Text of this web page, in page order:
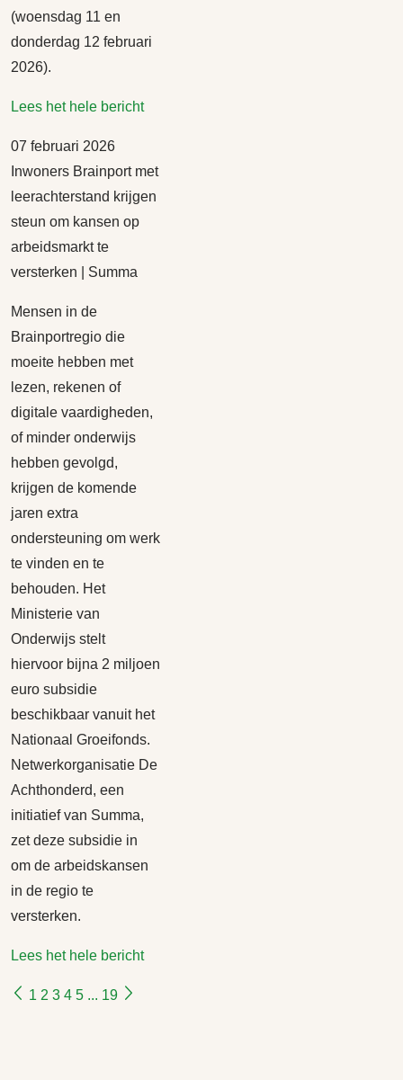
(woensdag 11 en
donderdag 12 februari
2026).
Lees het hele bericht
07 februari 2026
Inwoners Brainport met
leerachterstand krijgen
steun om kansen op
arbeidsmarkt te
versterken | Summa
Mensen in de
Brainportregio die
moeite hebben met
lezen, rekenen of
digitale vaardigheden,
of minder onderwijs
hebben gevolgd,
krijgen de komende
jaren extra
ondersteuning om werk
te vinden en te
behouden. Het
Ministerie van
Onderwijs stelt
hiervoor bijna 2 miljoen
euro subsidie
beschikbaar vanuit het
Nationaal Groeifonds.
Netwerkorganisatie De
Achthonderd, een
initiatief van Summa,
zet deze subsidie in
om de arbeidskansen
in de regio te
versterken.
Lees het hele bericht
1 2 3 4 5 ... 19